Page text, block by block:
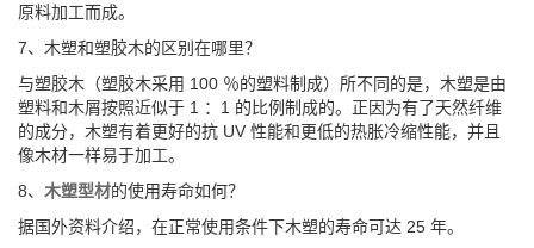
原料加工而成。
7、木塑和塑胶木的区别在哪里？
与塑胶木（塑胶木采用 100 ％的塑料制成）所不同的是，木塑是由
塑料和木屑按照近似于 1 ：1 的比例制成的。正因为有了天然纤维
的成分，木塑有着更好的抗 UV 性能和更低的热胀冷缩性能，并且
像木材一样易于加工。
8、 木塑型材的使用寿命如何？
据国外资料介绍，在正常使用条件下木塑的寿命可达 25 年。